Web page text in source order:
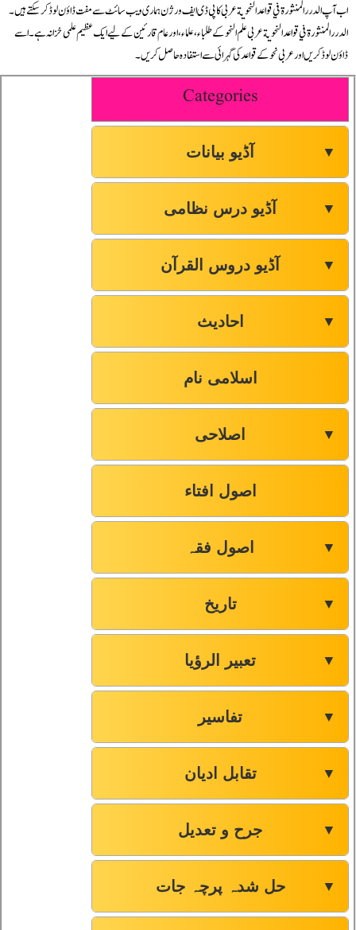
اب آپ الدرر المنثورة في قواعد النحوية عربی کا پی ڈی ایف ورژن ہماری ویب سائٹ سے مفت ڈاؤن لوڈ کر سکتے ہیں۔
الدرر المنثورة في قواعد النحوية عربی علم النحو کے طلباء، علماء، اور عام قارئین کے لیے ایک عظیم علمی خزانہ ہے۔ اسے
ڈاؤن لوڈ کریں اور عربی نحو کے قواعد کی گہرائی سے استفادہ حاصل کریں۔
Categories
آڈیو بیانات ▼
آڈیو درس نظامی ▼
آڈیو دروس القرآن ▼
احادیث ▼
اسلامی نام
اصلاحی ▼
اصول افتاء
اصول فقہ ▼
تاریخ ▼
تعبیر الرؤیا ▼
تفاسیر ▼
تقابل ادیان ▼
جرح و تعدیل ▼
حل شدہ پرچہ جات ▼